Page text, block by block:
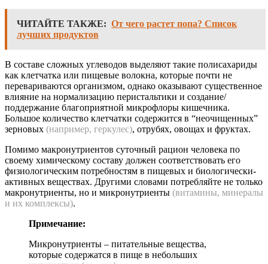
ЧИТАЙТЕ ТАКЖЕ: От чего растет попа? Список
лучших продуктов
В составе сложных углеводов выделяют такие полисахариды
как клетчатка или пищевые волокна, которые почти не
перевариваются организмом, однако оказывают существенное
влияние на нормализацию перистальтики и создание/
поддержание благоприятной микрофлоры кишечника.
Большое количество клетчатки содержится в “неочищенных”
зерновых (например, геркулес), отрубях, овощах и фруктах.
Помимо макронутриентов суточный рацион человека по
своему химическому составу должен соответствовать его
физиологическим потребностям в пищевых и биологически-
активных веществах. Другими словами потребляйте не только
макронутриенты, но и микронутриенты (витамины, минералы
и их комплексы).
Примечание:
Микронутриенты – питательные вещества,
которые содержатся в пище в небольших